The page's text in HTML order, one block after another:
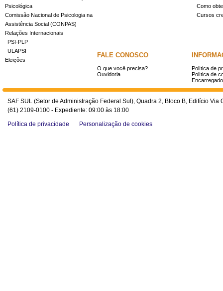
Psicológica
Comissão Nacional de Psicologia na
Assistência Social (CONPAS)
Relações Internacionais
PSI-PLP
ULAPSI
Eleições
Como
Cursos
FALE CONOSCO
O que você precisa?
Ouvidoria
Política de
Política de
SAF SUL (Setor de Administração Federal Sul), Quadra 2, Bloco B, Edifício
(61) 2109-0100 - Expediente: 09:00 às 18:00
Política de privacidade
Personalização de cookies